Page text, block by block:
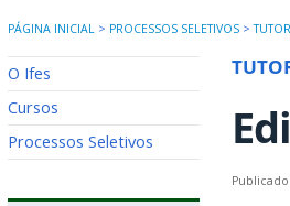
PÁGINA INICIAL > PROCESSOS SELETIVOS >
O Ifes
Cursos
Processos Seletivos